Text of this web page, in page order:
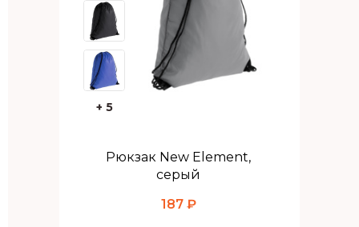
+ 5
Рюкзак New Element,
серый
187 ₽